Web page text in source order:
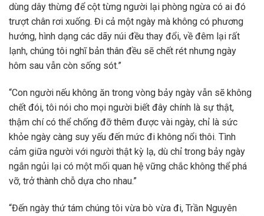
dùng dây thừng để cột từng người lại phòng ngừa có ai đó
trượt chân rơi xuống. Đi cả một ngày mà không có phương
hướng, hình dạng các dãy núi đều thay đổi, về đêm lại rất
lạnh, chúng tôi nghĩ bản thân đều sẽ chết rét nhưng ngày
hôm sau vẫn còn sống sót.”
“Con người nếu không ăn trong vòng bảy ngày vẫn sẽ không
chết đói, tôi nói cho mọi người biết đây chính là sự thật,
thậm chí có thể chống đỡ thêm được vài ngày, chỉ là sức
khỏe ngày càng suy yếu đến mức đi không nổi thôi. Tình
cảm giữa người với người thật kỳ lạ, dù chỉ trong bảy ngày
ngắn ngủi lại có một mối quan hệ vững chắc không thể phá
vỡ, trở thành chỗ dựa cho nhau.”
“Đến ngày thứ tám chúng tôi vừa bò vừa đi, Trần Nguyên